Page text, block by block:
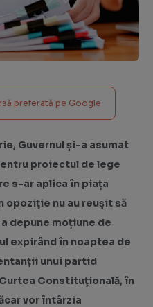
preferată pe Google
Guvernul și-a asumat
proiectul de lege
s-ar aplica în piața
opoziţie nu au reuşit să
depune moțiune de
expirând în noaptea de
unui partid
Constituţională, în
vor întârzia